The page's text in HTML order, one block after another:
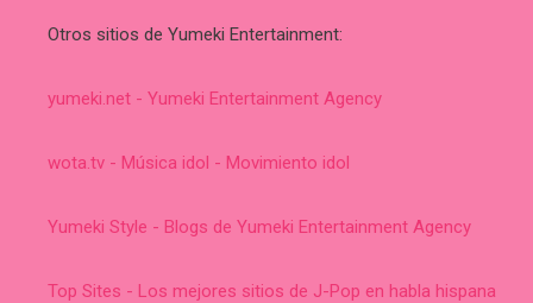
Otros sitios de Yumeki Entertainment:
yumeki.net - Yumeki Entertainment Agency
wota.tv - Música idol - Movimiento idol
Yumeki Style - Blogs de Yumeki Entertainment Agency
Top Sites - Los mejores sitios de J-Pop en habla hispana